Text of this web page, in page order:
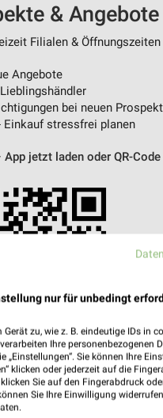
& Angebote
Filialen &
Angebote
bei neuen
Einkauf stressfrei planen
jetzt laden oder QR-Code
nur für unbedingt
zu, wie z. B. eindeutige IDs in
Ihre personenbezogenen
Sie können Ihre
klicken oder jederzeit auf die
Sie auf den Fingerabdruck
Sie Ihre Einwilligung